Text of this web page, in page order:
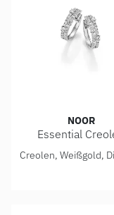
NOOR
Essential
Noor Essential
Creolen, Weißgold,